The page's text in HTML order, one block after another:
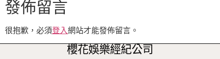
發佈留言
很抱歉，必須登入網站才能發佈留言。
櫻花娛樂經紀公司